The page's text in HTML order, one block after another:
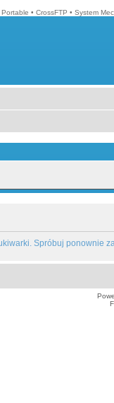
Portable • CrossFTP • System
Spróbuj ponownie